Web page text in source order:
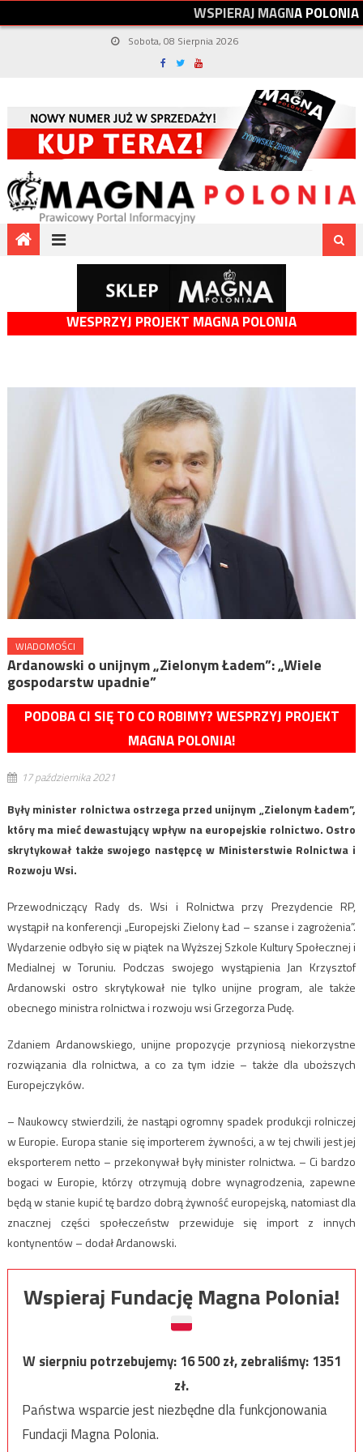
WSPIERAJMAGNAPOLONIA
Sobota, 08 Sierpnia 2026
WESPRZYJ PROJEKT MAGNA POLONIA
WIADOMOŚCI
Ardanowski o unijnym „Zielonym Ładem”: „Wiele
gospodarstw upadnie”
PODOBA CI SIĘ TO CO ROBIMY? WESPRZYJ PROJEKT
MAGNA POLONIA!
17 października 2021
Były minister rolnictwa ostrzega przed unijnym „Zielonym Ładem”,
który ma mieć dewastujący wpływ na europejskie rolnictwo. Ostro
skrytykował także swojego następcę w Ministerstwie Rolnictwa i
Rozwoju Wsi.
Przewodniczący Rady ds. Wsi i Rolnictwa przy Prezydencie RP,
wystąpił na konferencji „Europejski Zielony Ład – szanse i zagrożenia”.
Wydarzenie odbyło się w piątek na Wyższej Szkole Kultury Społecznej i
Medialnej w Toruniu. Podczas swojego wystąpienia Jan Krzysztof
Ardanowski ostro skrytykował nie tylko unijne program, ale także
obecnego ministra rolnictwa i rozwoju wsi Grzegorza Pudę.
Zdaniem Ardanowskiego, unijne propozycje przyniosą niekorzystne
rozwiązania dla rolnictwa, a co za tym idzie – także dla uboższych
Europejczyków.
– Naukowcy stwierdzili, że nastąpi ogromny spadek produkcji rolniczej
w Europie. Europa stanie się importerem żywności, a w tej chwili jest jej
eksporterem netto – przekonywał były minister rolnictwa. – Ci bardzo
bogaci w Europie, którzy otrzymują dobre wynagrodzenia, zapewne
będą w stanie kupić tę bardzo dobrą żywność europejską, natomiast dla
znacznej części społeczeństw przewiduje się import z innych
kontynentów – dodał Ardanowski.
Wspieraj Fundację Magna Polonia!
W sierpniu potrzebujemy:16 500zł, zebraliśmy:1351
zł.
Państwa wsparcie jest niezbędne dla funkcjonowania
Fundacji Magna Polonia.